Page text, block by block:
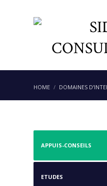
HOME DOMAINES
APPUIS-CONSEILS
ETUDES